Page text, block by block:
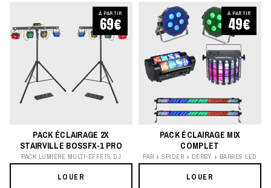
À PARTIR
69€
PACK ÉCLAIRAGE 2X
STAIRVILLE BOSSFX-1 PRO
PACK LUMIÈRE MULTI-EFFETS DJ
LOUER
À PARTIR
49€
PACK ÉCLAIRAGE MIX
COMPLET
PAR + SPIDER + DERBY + BARRES LED
LOUER